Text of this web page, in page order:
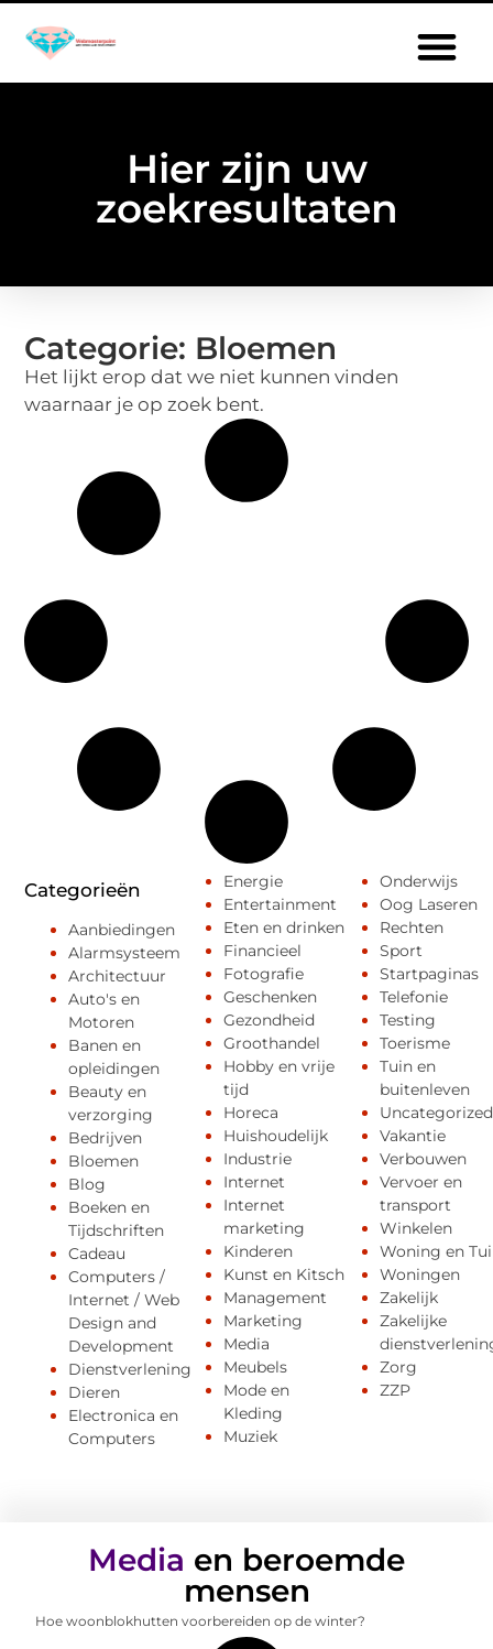
Hier zijn uw
zoekresultaten
Categorie: Bloemen
Het lijkt erop dat we niet kunnen vinden
waarnaar je op zoek bent.
Categorieën
Aanbiedingen
Alarmsysteem
Architectuur
Auto's en
Motoren
Banen en
opleidingen
Beauty en
verzorging
Bedrijven
Bloemen
Blog
Boeken en
Tijdschriften
Cadeau
Computers /
Internet / Web
Design and
Development
Dienstverlening
Dieren
Electronica en
Computers
Energie
Entertainment
Eten en drinken
Financieel
Fotografie
Geschenken
Gezondheid
Groothandel
Hobby en vrije
tijd
Horeca
Huishoudelijk
Industrie
Internet
Internet
marketing
Kinderen
Kunst en Kitsch
Management
Marketing
Media
Meubels
Mode en
Kleding
Muziek
Onderwijs
Oog Laseren
Rechten
Sport
Startpaginas
Telefonie
Testing
Toerisme
Tuin en
buitenleven
Uncategorized
Vakantie
Verbouwen
Vervoer en
transport
Winkelen
Woning en
Woningen
Zakelijk
Zakelijke
Zorg
ZZP
Media en beroemde
mensen
Hoe woonblokhutten voorbereiden op de winter?